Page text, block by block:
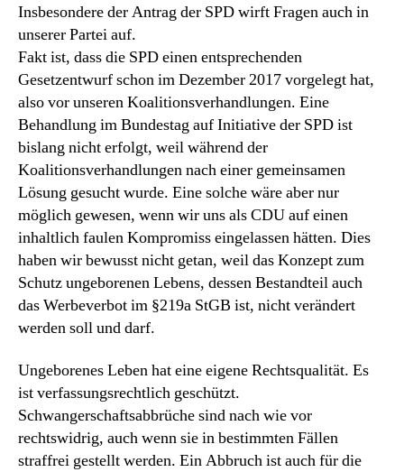
Insbesondere der Antrag der SPD wirft Fragen auch in
unserer Partei auf.
Fakt ist, dass die SPD einen entsprechenden
Gesetzentwurf schon im Dezember 2017 vorgelegt hat,
also vor unseren Koalitionsverhandlungen. Eine
Behandlung im Bundestag auf Initiative der SPD ist
bislang nicht erfolgt, weil während der
Koalitionsverhandlungen nach einer gemeinsamen
Lösung gesucht wurde. Eine solche wäre aber nur
möglich gewesen, wenn wir uns als CDU auf einen
inhaltlich faulen Kompromiss eingelassen hätten. Dies
haben wir bewusst nicht getan, weil das Konzept zum
Schutz ungeborenen Lebens, dessen Bestandteil auch
das Werbeverbot im §219a StGB ist, nicht verändert
werden soll und darf.
Ungeborenes Leben hat eine eigene Rechtsqualität. Es
ist verfassungsrechtlich geschützt.
Schwangerschaftsabbrüche sind nach wie vor
rechtswidrig, auch wenn sie in bestimmten Fällen
straffrei gestellt werden. Ein Abbruch ist auch für die